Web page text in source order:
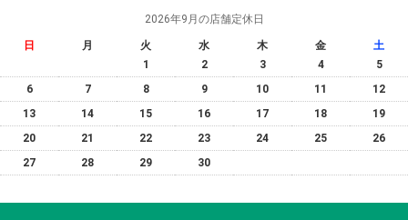
2026年9月の店舗定休日
日 月 火 水 木 金
土
1
2 3 4
5
6
7 8 9 10 11
12
13
14 15 16 17 18
19
20
21 22 23 24 25
26
27
28 29 30